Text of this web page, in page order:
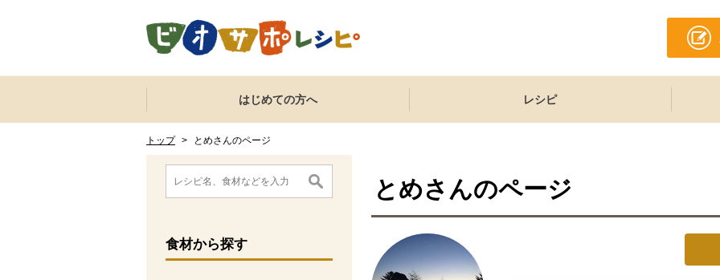
ここからサイト内共通メニューです。
サイト内共通メニューをスキップする
はじめての方へ レシピ
トップ > とめさんのページ
ここから消費材検索メニューです。
食材から探す
消費材検索メニューここまで。
ここから本文です。
とめさんのページ